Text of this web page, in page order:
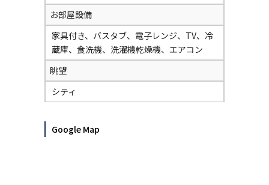
お部屋設備
家具付き、バスタブ、電子レンジ、TV、冷
蔵庫、食洗機、洗濯機乾燥機、エアコン
眺望
シティ
Google Map